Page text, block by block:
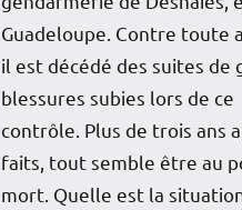
Guadeloupe. Contre toute
il est décédé des suites de
blessures subies lors de ce
contrôle. Plus de trois ans
faits, tout semble être au
mort. Quelle est la